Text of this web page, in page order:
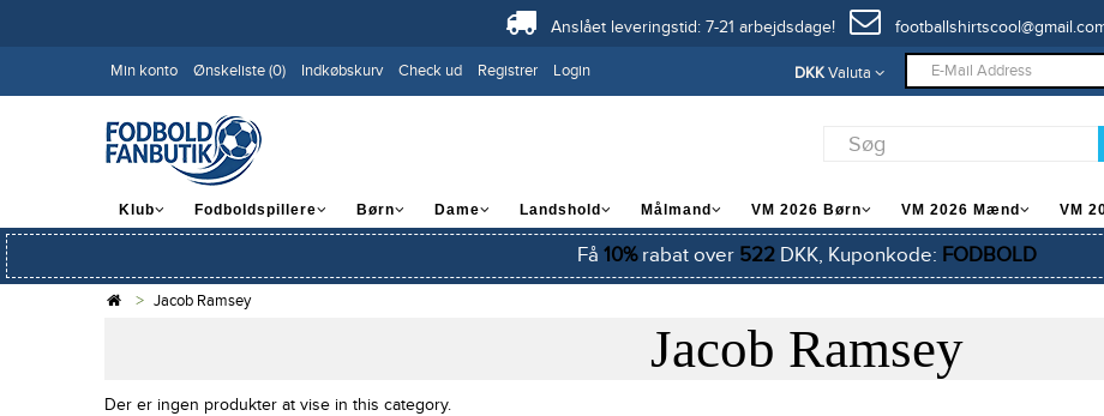
Anslået leveringstid: 7-21 arbejdsdage!
Min konto Ønskeliste (0) Indkøbskurv Check ud Registrer Login DKKValuta
Klub Fodboldspillere Børn Dame Landshold Målmand VM 2026 Børn VM 2026 Mænd VM
Få 10%rabat over 522DKK, Kuponkode: FODBOLD
Jacob Ramsey
Jacob Ramsey
Der er ingen produkter at vise in this category.